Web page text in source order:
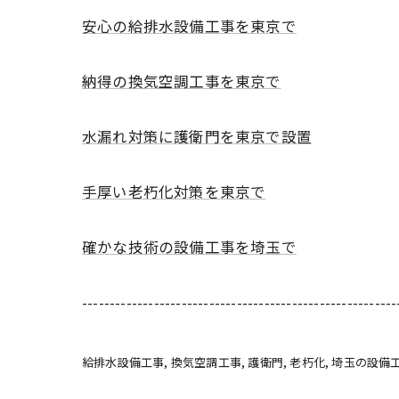
安心の給排水設備工事を東京で
納得の換気空調工事を東京で
水漏れ対策に護衛門を東京で設置
手厚い老朽化対策を東京で
確かな技術の設備工事を埼玉で
給排水設備工事 換気空調工事 護衛門 老朽化 埼玉の設備